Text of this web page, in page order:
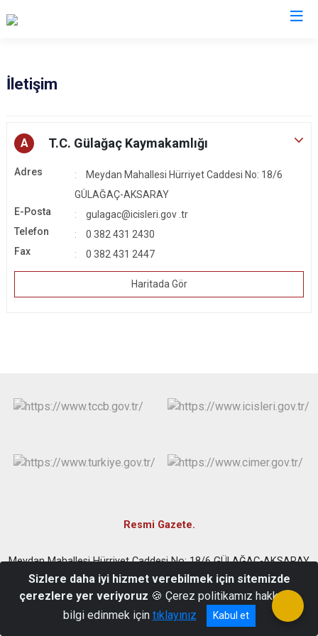
Eskil
Gülağaç
Güzelyurt
Sultanhanı
İletişim
A T.C. Gülağaç Kaymakamlığı
Adres
Meydan Mahallesi Hürriyet Caddesi No: 18/6
GÜLAĞAÇ-AKSARAY
E-Posta
gulagac@icisleri.gov .tr
Telefon
0 382 431 2430
Fax
0 382 431 2447
Haritada Gör
Resmi Gazete.
Meydan Mahallesi Hürriyet Caddesi No: 18/6 GÜLAĞAÇ-AKSARAY
0382 431 2430 - gulagac@icisleri.gov.tr
Sizlere daha iyi hizmet verebilmek için sitemizde
çerezlere yer veriyoruz 🍪 Çerez politikamız hakkında
bilgi edinmek için tıklayınız Kabul et